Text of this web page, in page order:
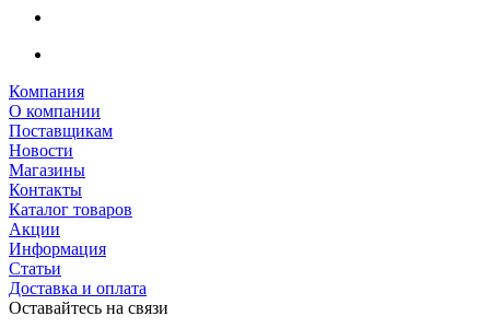
Компания
О компании
Поставщикам
Новости
Магазины
Контакты
Каталог товаров
Акции
Информация
Статьи
Доставка и оплата
Оставайтесь на связи